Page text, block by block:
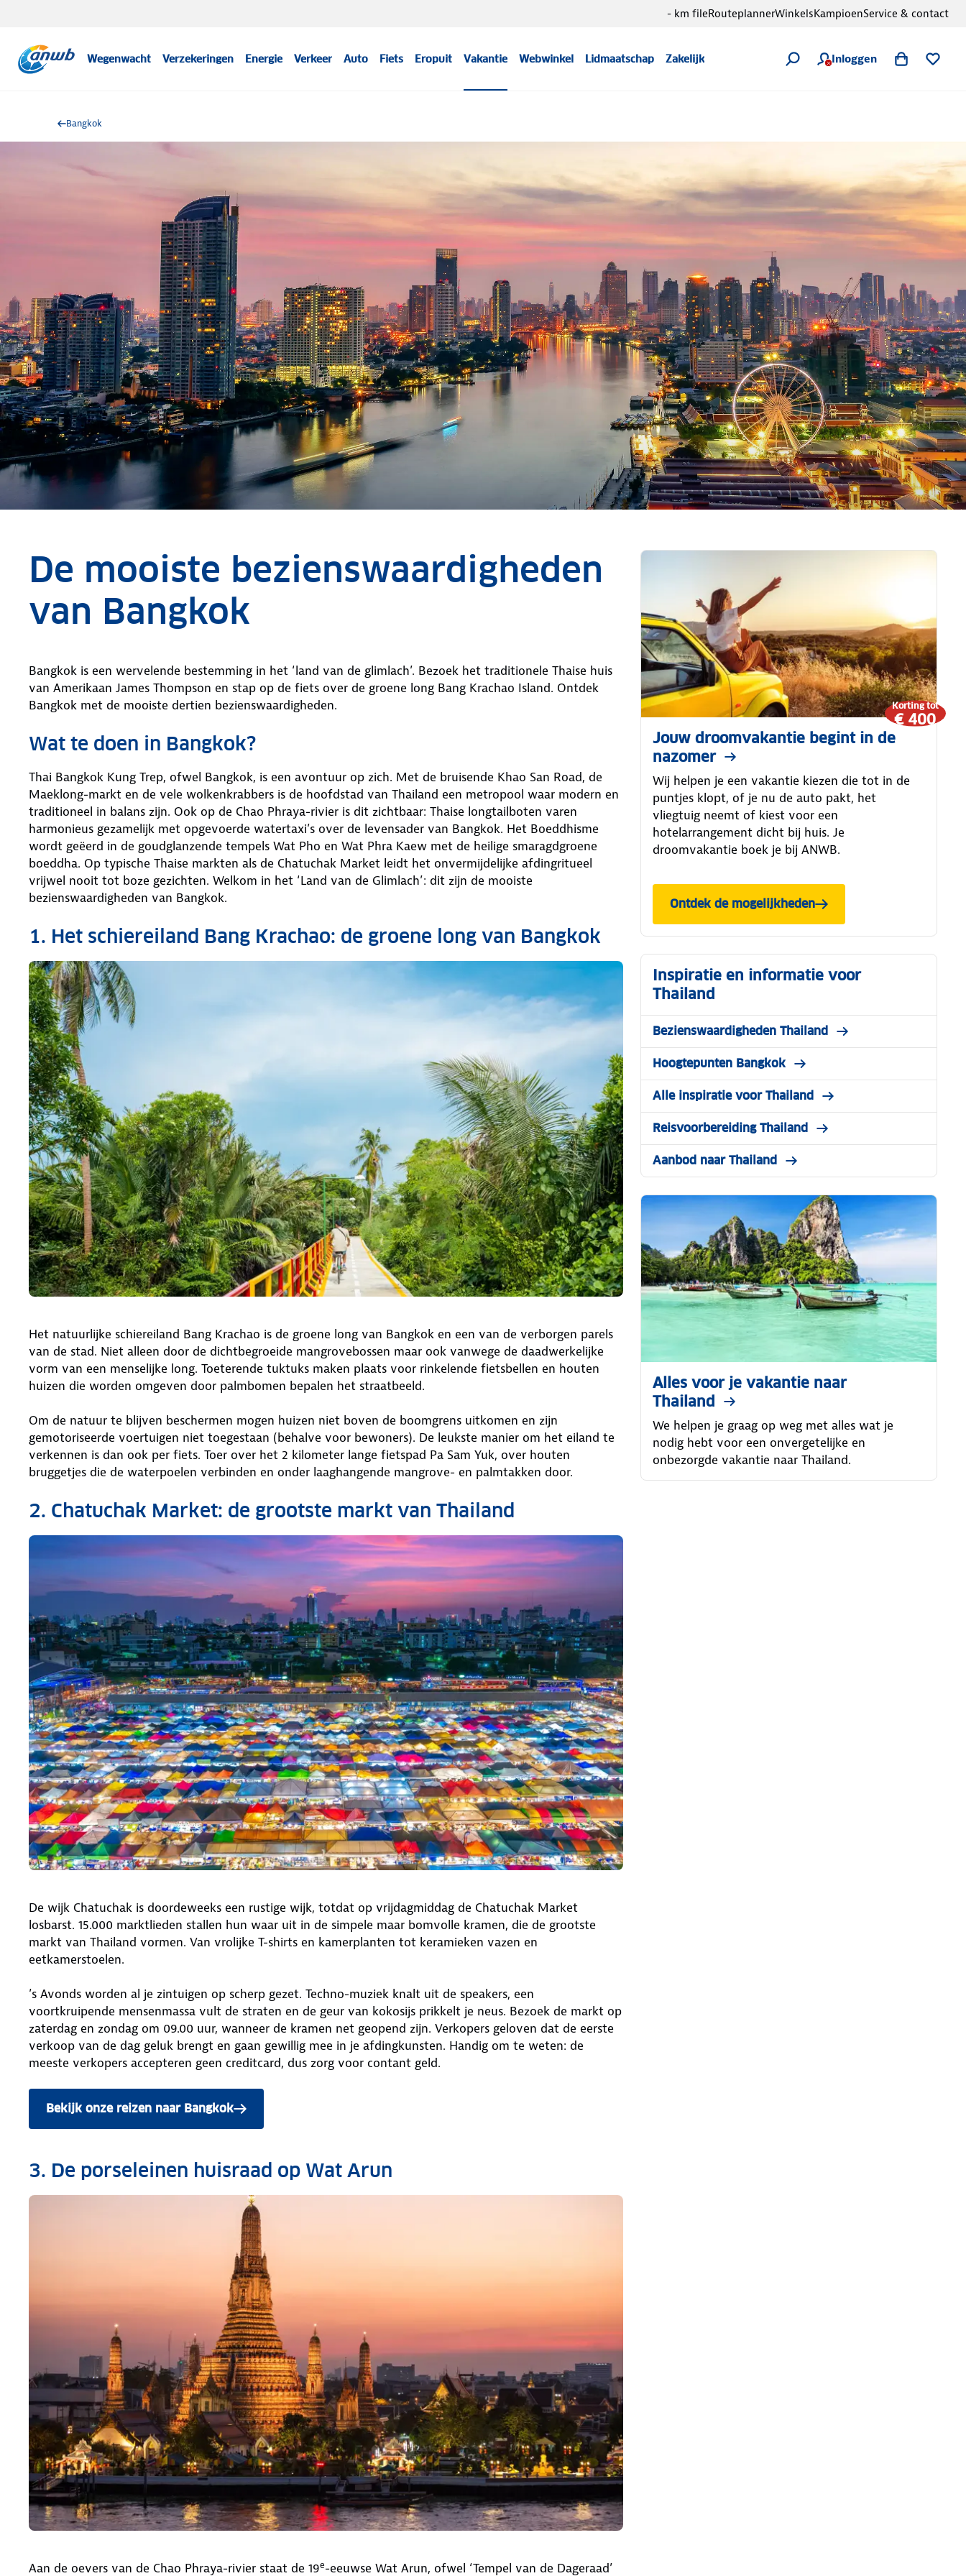
Wegenwacht Verzekeringen Energie Verkeer Auto Fiets Eropuit Vakantie Webwinkel Lidmaatschap Zakelijk Inloggen
- km fileRouteplannerWinkelsKampioenService & contact
Bangkok
De mooiste bezienswaardigheden
van Bangkok
Bangkok is een wervelende bestemming in het ‘land van de glimlach’. Bezoek het traditionele Thaise huis
van Amerikaan James Thompson en stap op de fiets over de groene long Bang Krachao Island. Ontdek
Bangkok met de mooiste dertien bezienswaardigheden.
Wat te doen in Bangkok?
Thai Bangkok Kung Trep, ofwel Bangkok, is een avontuur op zich. Met de bruisende Khao San Road, de
Maeklong-markt en de vele wolkenkrabbers is de hoofdstad van Thailand een metropool waar modern en
traditioneel in balans zijn. Ook op de Chao Phraya-rivier is dit zichtbaar: Thaise longtailboten varen
harmonieus gezamelijk met opgevoerde watertaxi’s over de levensader van Bangkok. Het Boeddhisme
wordt geëerd in de goudglanzende tempels Wat Pho en Wat Phra Kaew met de heilige smaragdgroene
boeddha. Op typische Thaise markten als de Chatuchak Market leidt het onvermijdelijke afdingritueel
vrijwel nooit tot boze gezichten. Welkom in het ‘Land van de Glimlach’: dit zijn de mooiste
bezienswaardigheden van Bangkok.
1. Het schiereiland Bang Krachao: de groene long van Bangkok
Het natuurlijke schiereiland Bang Krachao is de groene long van Bangkok en een van de verborgen parels
van de stad. Niet alleen door de dichtbegroeide mangrovebossen maar ook vanwege de daadwerkelijke
vorm van een menselijke long. Toeterende tuktuks maken plaats voor rinkelende fietsbellen en houten
huizen die worden omgeven door palmbomen bepalen het straatbeeld.
Om de natuur te blijven beschermen mogen huizen niet boven de boomgrens uitkomen en zijn
gemotoriseerde voertuigen niet toegestaan (behalve voor bewoners). De leukste manier om het eiland te
verkennen is dan ook per fiets. Toer over het 2 kilometer lange fietspad Pa Sam Yuk, over houten
bruggetjes die de waterpoelen verbinden en onder laaghangende mangrove- en palmtakken door.
2. Chatuchak Market: de grootste markt van Thailand
De wijk Chatuchak is doordeweeks een rustige wijk, totdat op vrijdagmiddag de Chatuchak Market
losbarst. 15.000 marktlieden stallen hun waar uit in de simpele maar bomvolle kramen, die de grootste
markt van Thailand vormen. Van vrolijke T-shirts en kamerplanten tot keramieken vazen en
eetkamerstoelen.
’s Avonds worden al je zintuigen op scherp gezet. Techno-muziek knalt uit de speakers, een
voortkruipende mensenmassa vult de straten en de geur van kokosijs prikkelt je neus. Bezoek de markt op
zaterdag en zondag om 09.00 uur, wanneer de kramen net geopend zijn. Verkopers geloven dat de eerste
verkoop van de dag geluk brengt en gaan gewillig mee in je afdingkunsten. Handig om te weten: de
meeste verkopers accepteren geen creditcard, dus zorg voor contant geld.
Bekijk onze reizen naar Bangkok
3. De porseleinen huisraad op Wat Arun
Aan de oevers van de Chao Phraya-rivier staat de 19e-eeuwse Wat Arun, ofwel ‘Tempel van de Dageraad’
Korting tot
€ 400
Jouw droomvakantie begint in de
nazomer
Wij helpen je een vakantie kiezen die tot in de
puntjes klopt, of je nu de auto pakt, het
vliegtuig neemt of kiest voor een
hotelarrangement dicht bij huis. Je
droomvakantie boek je bij ANWB.
Ontdek de mogelijkheden
Inspiratie en informatie voor
Thailand
Bezienswaardigheden Thailand
Hoogtepunten Bangkok
Alle inspiratie voor Thailand
Reisvoorbereiding Thailand
Aanbod naar Thailand
Alles voor je vakantie naar
Thailand
We helpen je graag op weg met alles wat je
nodig hebt voor een onvergetelijke en
onbezorgde vakantie naar Thailand.